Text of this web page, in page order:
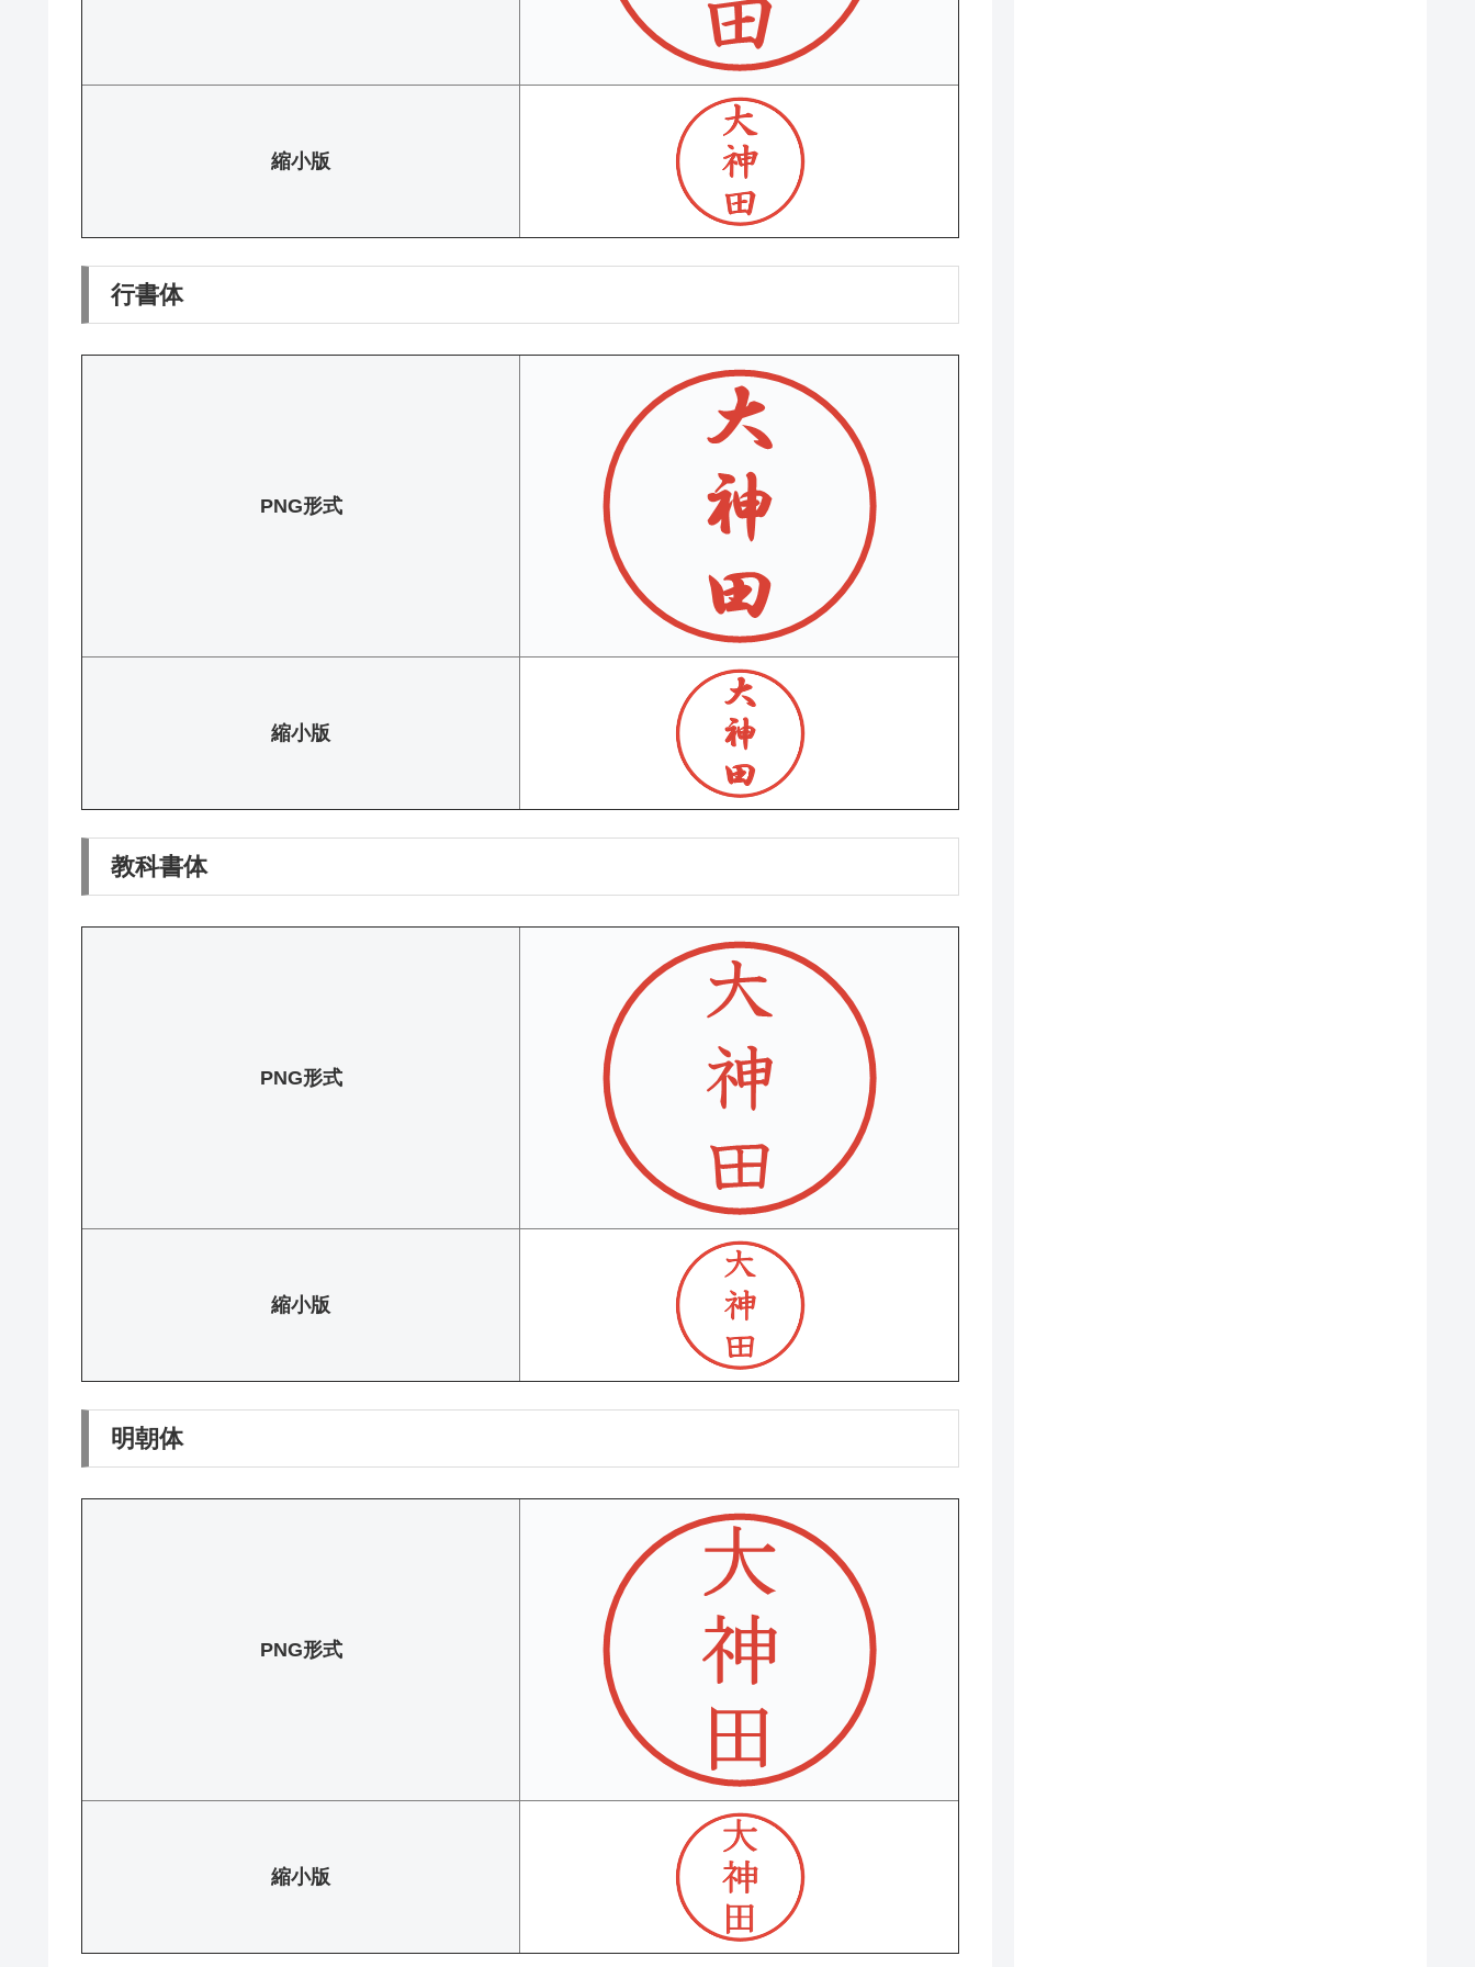
縮小版
行書体
PNG形式
縮小版
教科書体
PNG形式
縮小版
明朝体
PNG形式
縮小版